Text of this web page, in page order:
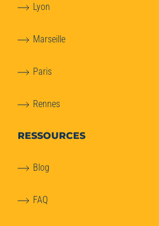
Lyon
Marseille
Paris
Rennes
RESSOURCES
Blog
FAQ